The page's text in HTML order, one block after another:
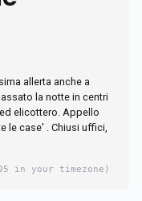
allerta anche a
la notte in centri
elicottero. Appello
le case' . Chiusi uffici,
in your timezone)